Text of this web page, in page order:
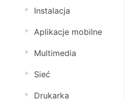
Instalacja
Aplikacje mobilne
Multimedia
Sieć
Drukarka